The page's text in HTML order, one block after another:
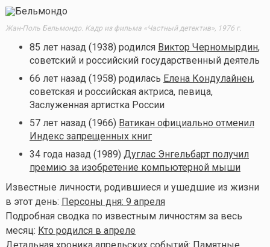
Жан-Поль Бельмондо. Кадр из фильма «Частный детектив», 1976 г.
85 лет назад (1938) родился Виктор Черномырдин,
советский и российский государственный деятель
66 лет назад (1958) родилась Елена Кондулайнен,
советская и российская актриса, певица,
Заслуженная артистка России
57 лет назад (1966) Ватикан официально отменил
Индекс запрещенных книг
34 года назад (1989) Дуглас Энгельбарт получил
премию за изобретение компьютерной мыши
Известные личности, родившиеся и ушедшие из жизни
в этот день: Персоны дня: 9 апреля
Подробная сводка по известным личностям за весь
месяц: Кто родился в апреле
Детальная хроника апрельских событий: Памятные